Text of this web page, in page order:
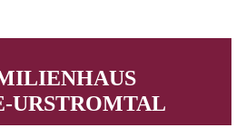
URSTROMTAL